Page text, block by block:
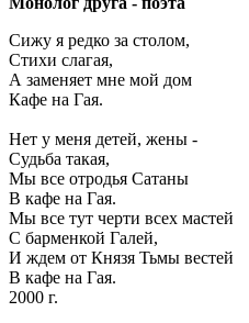
Сижу я редко за столом,
Стихи слагая,
А заменяет мне мой дом
Кафе на Гая.
Нет у меня детей, жены -
Судьба такая,
Мы все отродья Сатаны
В кафе на Гая.
Мы все тут черти всех мастей
С барменкой Галей,
И ждем от Князя Тьмы вестей
В кафе на Гая.
2000 г.